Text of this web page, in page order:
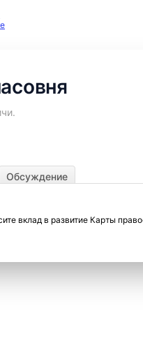
Обсуждение
вклад в развитие Карты